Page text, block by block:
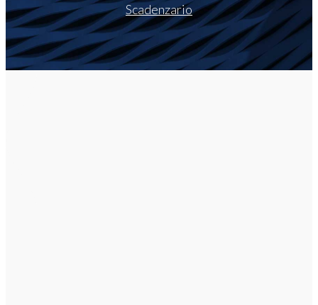
Scadenzario